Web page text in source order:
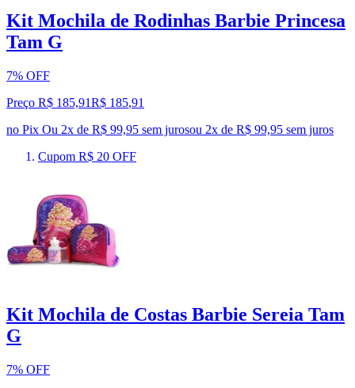
Kit Mochila de Rodinhas Barbie Princesa
Tam G
7% OFF
Preço R$ 185,91R$ 185,91
no Pix Ou 2x de R$ 99,95 sem jurosou 2x de R$ 99,95 sem juros
Cupom R$ 20 OFF
Kit Mochila de Costas Barbie Sereia Tam
G
7% OFF